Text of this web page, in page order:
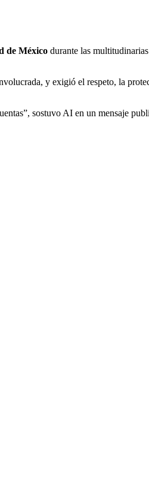
de México durante las
y exigió el respeto, la
sostuvo AI en un mensaje